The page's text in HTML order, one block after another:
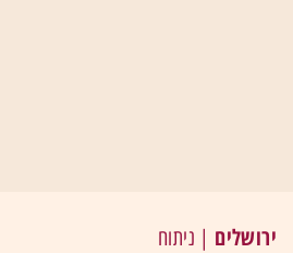
ירושלים | ניתוח